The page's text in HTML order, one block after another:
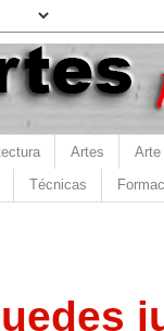
Artes Arte
Técnicas